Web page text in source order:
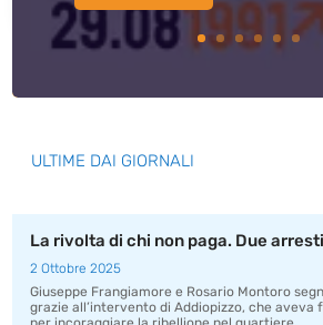
ULTIME DAI GIORNALI
La rivolta di chi non paga. Due
2 Ottobre 2025
Giuseppe Frangiamore e Rosario Montoro
grazie all’intervento di Addiopizzo, che aveva